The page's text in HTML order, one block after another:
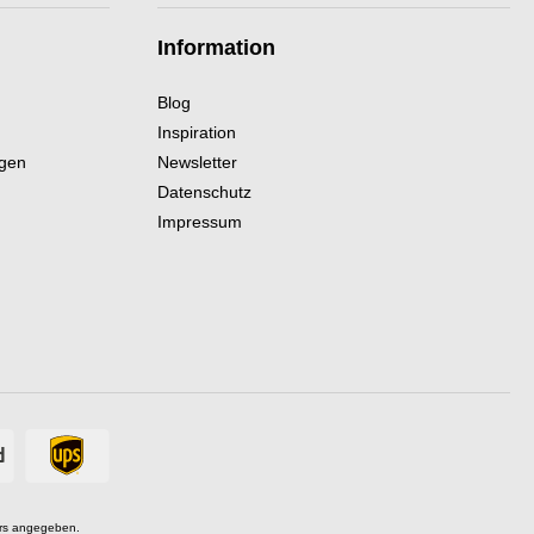
Information
Blog
Inspiration
Newsletter
Datenschutz
Impressum
angegeben.